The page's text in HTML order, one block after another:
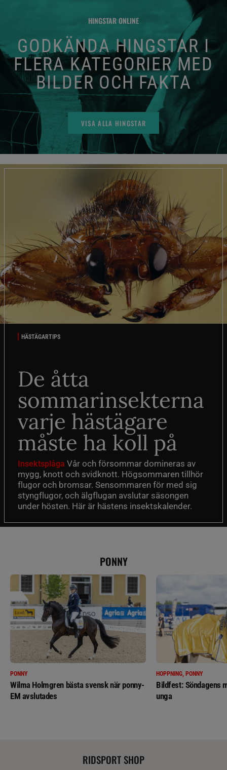
HINGSTAR ONLINE
GODKÄNDA HINGSTAR I
FLERA KATEGORIER MED
BILDER OCH FAKTA
VISA ALLA HINGSTAR
HÄSTÄGARTIPS
De åtta
sommarinsekterna
varje hästägare
måste ha koll på
Insektsplåga Vår och försommar domineras av
mygg, knott och svidknott. Högsommaren tillhör
flugor och bromsar. Sensommaren för med sig
styngflugor, och älgflugan avslutar säsongen
under hösten. Här är hästens insektskalender.
PONNY
PONNY
Wilma Holmgren bästa svensk när ponny-
EM avslutades
HOPPNING, PONNY
Bildfest: Söndagens
unga
RIDSPORT SHOP